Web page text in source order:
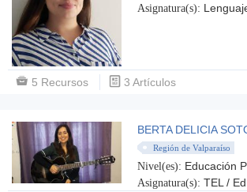
Asignatura(s):
5 Recursos 3 Artículos
BERTA DELICIA
Región de Valparaíso
Nivel(es): Educación
Asignatura(s): TEL /